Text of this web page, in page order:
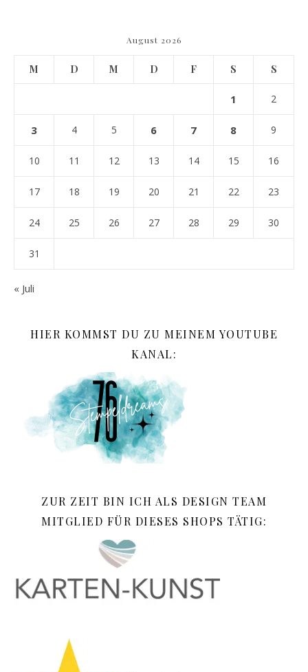
August 2026
M D M D F S S
1 2
3 4 5 6 7 8 9
10 11 12 13 14 15 16
17 18 19 20 21 22 23
24 25 26 27 28 29 30
31
« Juli
HIER KOMMST DU ZU MEINEM YOUTUBE
KANAL:
ZUR ZEIT BIN ICH ALS DESIGN TEAM
MITGLIED FÜR DIESES SHOPS TÄTIG: